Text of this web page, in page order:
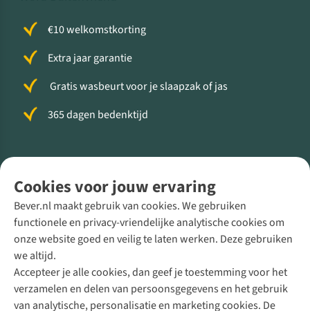
Cookies voor jouw ervaring
Bever.nl maakt gebruik van cookies. We gebruiken
functionele en privacy-vriendelijke analytische cookies om
onze website goed en veilig te laten werken. Deze gebruiken
we altijd.
Accepteer je alle cookies, dan geef je toestemming voor het
verzamelen en delen van persoonsgegevens en het gebruik
van analytische, personalisatie en marketing cookies. De
€10 welkomstkorting
Extra jaar garantie
Gratis wasbeurt voor je slaapzak of jas
365 dagen bedenktijd
Direct advies van een Buitenexpert
+31 (0)85 888 50 88
+31 6 12 28 49 80